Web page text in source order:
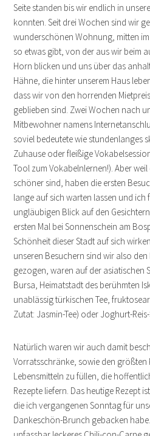
Seite standen bis wir endlich in
konnten. Seit drei Wochen sind wir
wunderschönen Wohnung, mitten
so etwas gibt, von der aus wir beim
Horn blicken und uns über das
Hähne, die hinter unserem Haus
dass wir von den horrenden
geblieben sind. Zwei Wochen nach
Mitbewohner namens
soviel bedeutete wie stundenlanges
Zuhause oder fleißige
Tool zum Vokabelnlernen!). Aber
schöner sind, haben die ersten
lange auf sich warten lassen und ich
ungläubigen Blick auf den
ersten Mal bei Sonnenschein am
Schönheit dieser Stadt auf sich
unseren Besuchern sind wir also
gezogen, waren auf der asiatischen
Bursa, Heimatstadt des berühmten
unablässig türkischen Tee,
Zutat: Jasmin-Tee) oder Joghurt-
Natürlich waren wir auch damit
Vorratsschränke, sowie den größten
Lebensmitteln zu füllen, die
Rezepte liefern. Das heutige Rezept
die ich vergangenen Sonntag für
Dankeschön-Brunch gebacken